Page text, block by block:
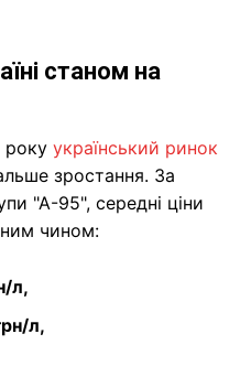
станом на
року український ринок
зростання. За
"А-95", середні ціни
чином:
л,
л,